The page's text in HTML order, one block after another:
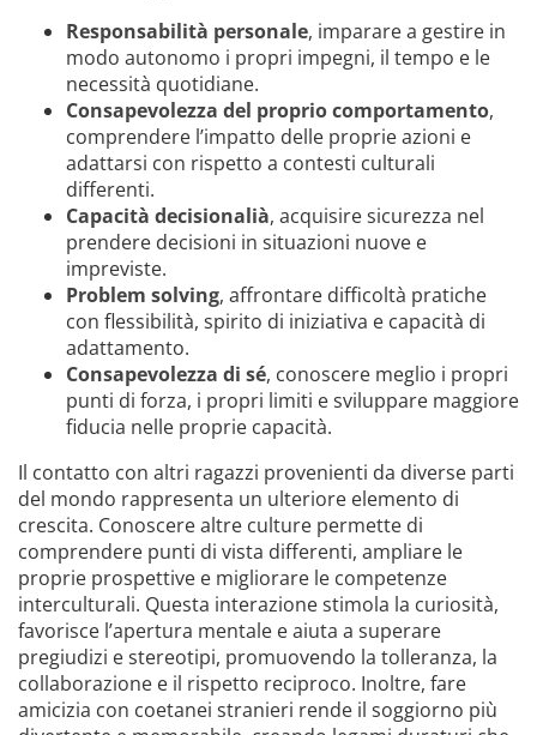
Responsabilità personale, imparare a gestire in
modo autonomo i propri impegni, il tempo e le
necessità quotidiane.
Consapevolezza del proprio comportamento,
comprendere l’impatto delle proprie azioni e
adattarsi con rispetto a contesti culturali
differenti.
Capacità decisionalià, acquisire sicurezza nel
prendere decisioni in situazioni nuove e
impreviste.
Problem solving, affrontare difficoltà pratiche
con flessibilità, spirito di iniziativa e capacità di
adattamento.
Consapevolezza di sé, conoscere meglio i propri
punti di forza, i propri limiti e sviluppare maggiore
fiducia nelle proprie capacità.
Il contatto con altri ragazzi provenienti da diverse parti
del mondo rappresenta un ulteriore elemento di
crescita. Conoscere altre culture permette di
comprendere punti di vista differenti, ampliare le
proprie prospettive e migliorare le competenze
interculturali. Questa interazione stimola la curiosità,
favorisce l’apertura mentale e aiuta a superare
pregiudizi e stereotipi, promuovendo la tolleranza, la
collaborazione e il rispetto reciproco. Inoltre, fare
amicizia con coetanei stranieri rende il soggiorno più